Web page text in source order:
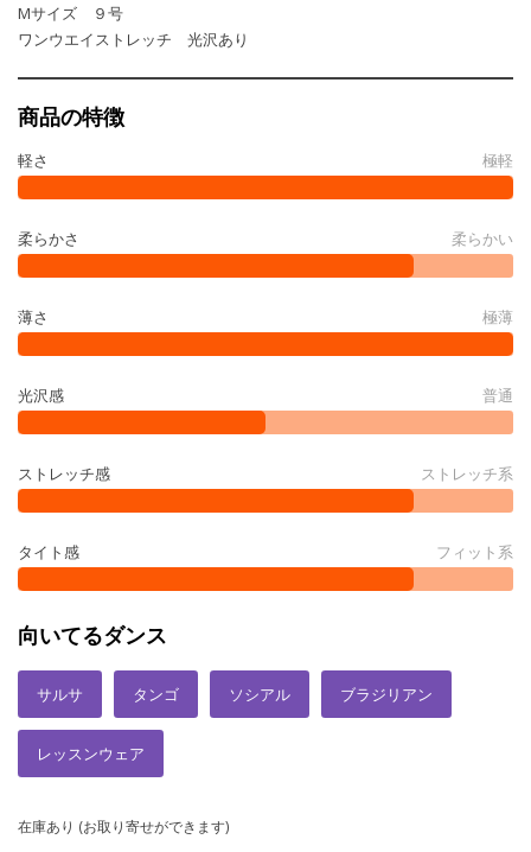
Mサイズ ９号
ワンウエイストレッチ 光沢あり
商品の特徴
軽さ 極軽
柔らかさ 柔らかい
薄さ 極薄
光沢感 普通
ストレッチ感 ストレッチ系
タイト感 フィット系
向いてるダンス
サルサ タンゴ ソシアル ブラジリアン
レッスンウェア
在庫あり (お取り寄せができます)